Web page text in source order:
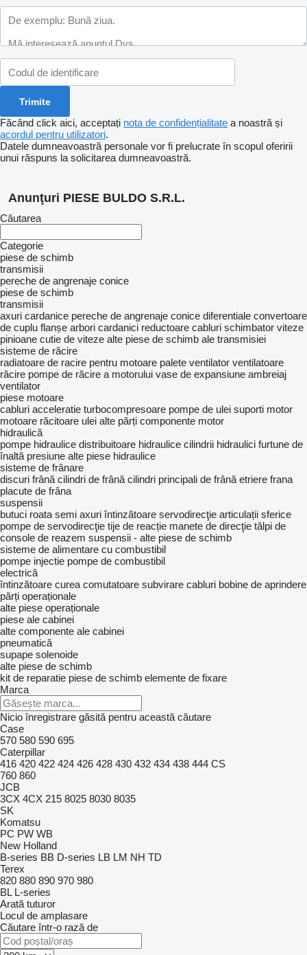
Făcând click aici, acceptați nota de confidențialitate a noastră și
acordul pentru utilizatori.
Datele dumneavoastră personale vor fi prelucrate în scopul oferirii
unui răspuns la solicitarea dumneavoastră.
Anunţuri PIESE BULDO S.R.L.
Căutarea
Categorie
piese de schimb
transmisii
pereche de angrenaje conice
piese de schimb
transmisii
axuri cardanice pereche de angrenaje conice diferentiale convertoare
de cuplu flanșe arbori cardanici reductoare cabluri schimbator viteze
pinioane cutie de viteze alte piese de schimb ale transmisiei
sisteme de răcire
radiatoare de racire pentru motoare palete ventilator ventilatoare
răcire pompe de răcire a motorului vase de expansiune ambreiaj
ventilator
piese motoare
cabluri acceleratie turbocompresoare pompe de ulei suporti motor
motoare răcitoare ulei alte părți componente motor
hidraulică
pompe hidraulice distribuitoare hidraulice cilindrii hidraulici furtune de
înaltă presiune alte piese hidraulice
sisteme de frânare
discuri frână cilindri de frână cilindri principali de frână etriere frana
placute de frâna
suspensii
butuci roata semi axuri întinzătoare servodirecţie articulații sferice
pompe de servodirecţie tije de reacție manete de direcţie tălpi de
console de reazem suspensii - alte piese de schimb
sisteme de alimentare cu combustibil
pompe injectie pompe de combustibil
electrică
întinzătoare curea comutatoare subvirare cabluri bobine de aprindere
părți operaționale
alte piese operaționale
piese ale cabinei
alte componente ale cabinei
pneumatică
supape solenoide
alte piese de schimb
kit de reparatie piese de schimb elemente de fixare
Marca
Nicio înregistrare găsită pentru această căutare
Case
570 580 590 695
Caterpillar
416 420 422 424 426 428 430 432 434 438 444 CS
760 860
JCB
3CX 4CX 215 8025 8030 8035
SK
Komatsu
PC PW WB
New Holland
B-series BB D-series LB LM NH TD
Terex
820 880 890 970 980
BL L-series
Arată tuturor
Locul de amplasare
Căutare într-o rază de